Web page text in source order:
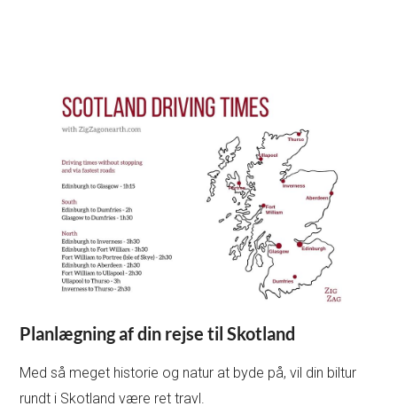
Planlægning af din rejse til Skotland
Med så meget historie og natur at byde på, vil din biltur
rundt i Skotland være ret travl.